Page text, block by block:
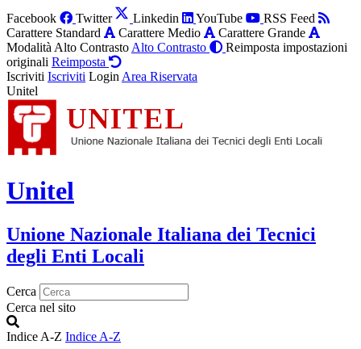
Facebook Twitter Linkedin YouTube
RSS Feed
Carattere Standard
Carattere Medio
Carattere Grande
Modalità Alto Contrasto Alto Contrasto
Reimposta impostazioni
originali Reimposta
Iscriviti Iscriviti Login Area Riservata
Unitel
Unitel
Unione Nazionale Italiana dei Tecnici
degli Enti Locali
Cerca
Cerca nel sito
Indice A-Z Indice A-Z